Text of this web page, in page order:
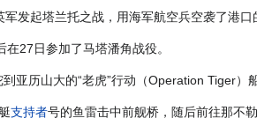
发起塔兰托之战，用海军航空兵空袭了港口
27日参加了马塔潘角战役。
亚历山大的“老虎”行动（Operation Tiger）
支持者号的鱼雷击中前舰桥，随后前往那不勒